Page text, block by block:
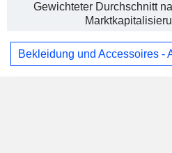
Gewichteter Durchschnitt
Bekleidung und Accessoires -